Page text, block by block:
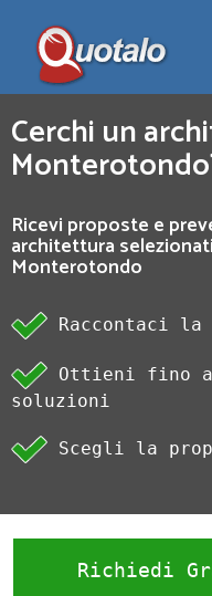
Cerchi un
Ricevi proposte e
architettura
Monterotondo
Raccontaci la
Ottieni fino
soluzioni
Scegli la
Richiedi